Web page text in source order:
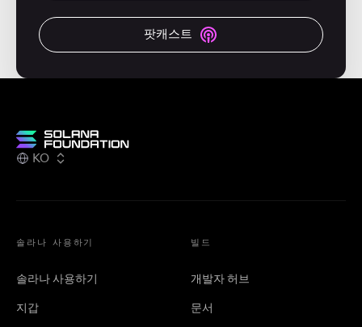
팟캐스트
KO
솔라나 사용하기
솔라나 사용하기
지갑
빌드
개발자 허브
문서